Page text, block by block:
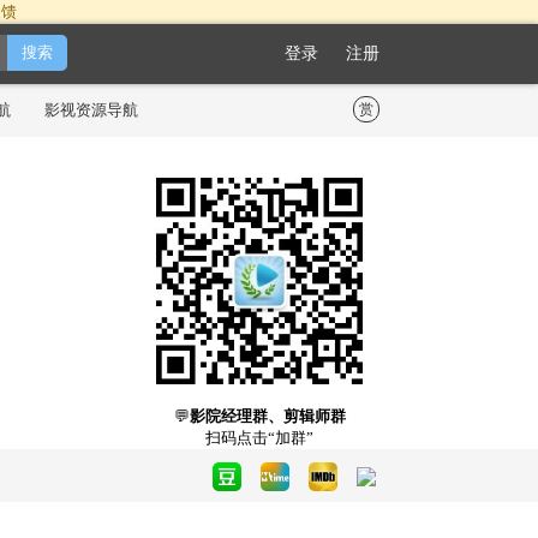
登录 注册
影视资源导航 赏
💬影院经理群、剪辑师群
扫码点击“加群”